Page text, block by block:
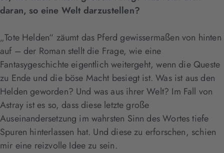
daran, so eine Welt darzustellen?
„Tote Helden“ zäumt das Pferd gewissermaßen von hinten
auf – der Roman stellt die Frage, wie eine
Fantasygeschichte eigentlich weitergeht, wenn die Queste
zu Ende und die böse Macht besiegt ist. Was ist aus den
Helden geworden? Und was aus ihrer Welt? Im Fall von
Astray ist es so, dass diese letzte große
Auseinandersetzung im wahrsten Sinn des Wortes tiefe
Spuren hinterlassen hat. Und diese zu erforschen, schien
mir eine reizvolle Idee zu sein.